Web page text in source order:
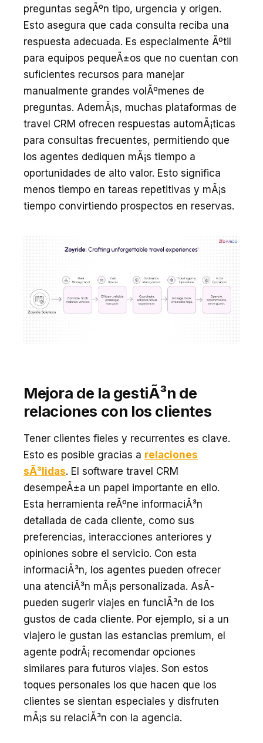
preguntas segÃºn tipo, urgencia y origen.
Esto asegura que cada consulta reciba una
respuesta adecuada. Es especialmente Ãºtil
para equipos pequeÃ±os que no cuentan con
suficientes recursos para manejar
manualmente grandes volÃºmenes de
preguntas. AdemÃ¡s, muchas plataformas de
travel CRM ofrecen respuestas automÃ¡ticas
para consultas frecuentes, permitiendo que
los agentes dediquen mÃ¡s tiempo a
oportunidades de alto valor. Esto significa
menos tiempo en tareas repetitivas y mÃ¡s
tiempo convirtiendo prospectos en reservas.
Mejora de la gestiÃ³n de
relaciones con los clientes
Tener clientes fieles y recurrentes es clave.
Esto es posible gracias a relaciones
sÃ³lidas. El software travel CRM
desempeÃ±a un papel importante en ello.
Esta herramienta reÃºne informaciÃ³n
detallada de cada cliente, como sus
preferencias, interacciones anteriores y
opiniones sobre el servicio. Con esta
informaciÃ³n, los agentes pueden ofrecer
una atenciÃ³n mÃ¡s personalizada. AsÃ­
pueden sugerir viajes en funciÃ³n de los
gustos de cada cliente. Por ejemplo, si a un
viajero le gustan las estancias premium, el
agente podrÃ¡ recomendar opciones
similares para futuros viajes. Son estos
toques personales los que hacen que los
clientes se sientan especiales y disfruten
mÃ¡s su relaciÃ³n con la agencia.